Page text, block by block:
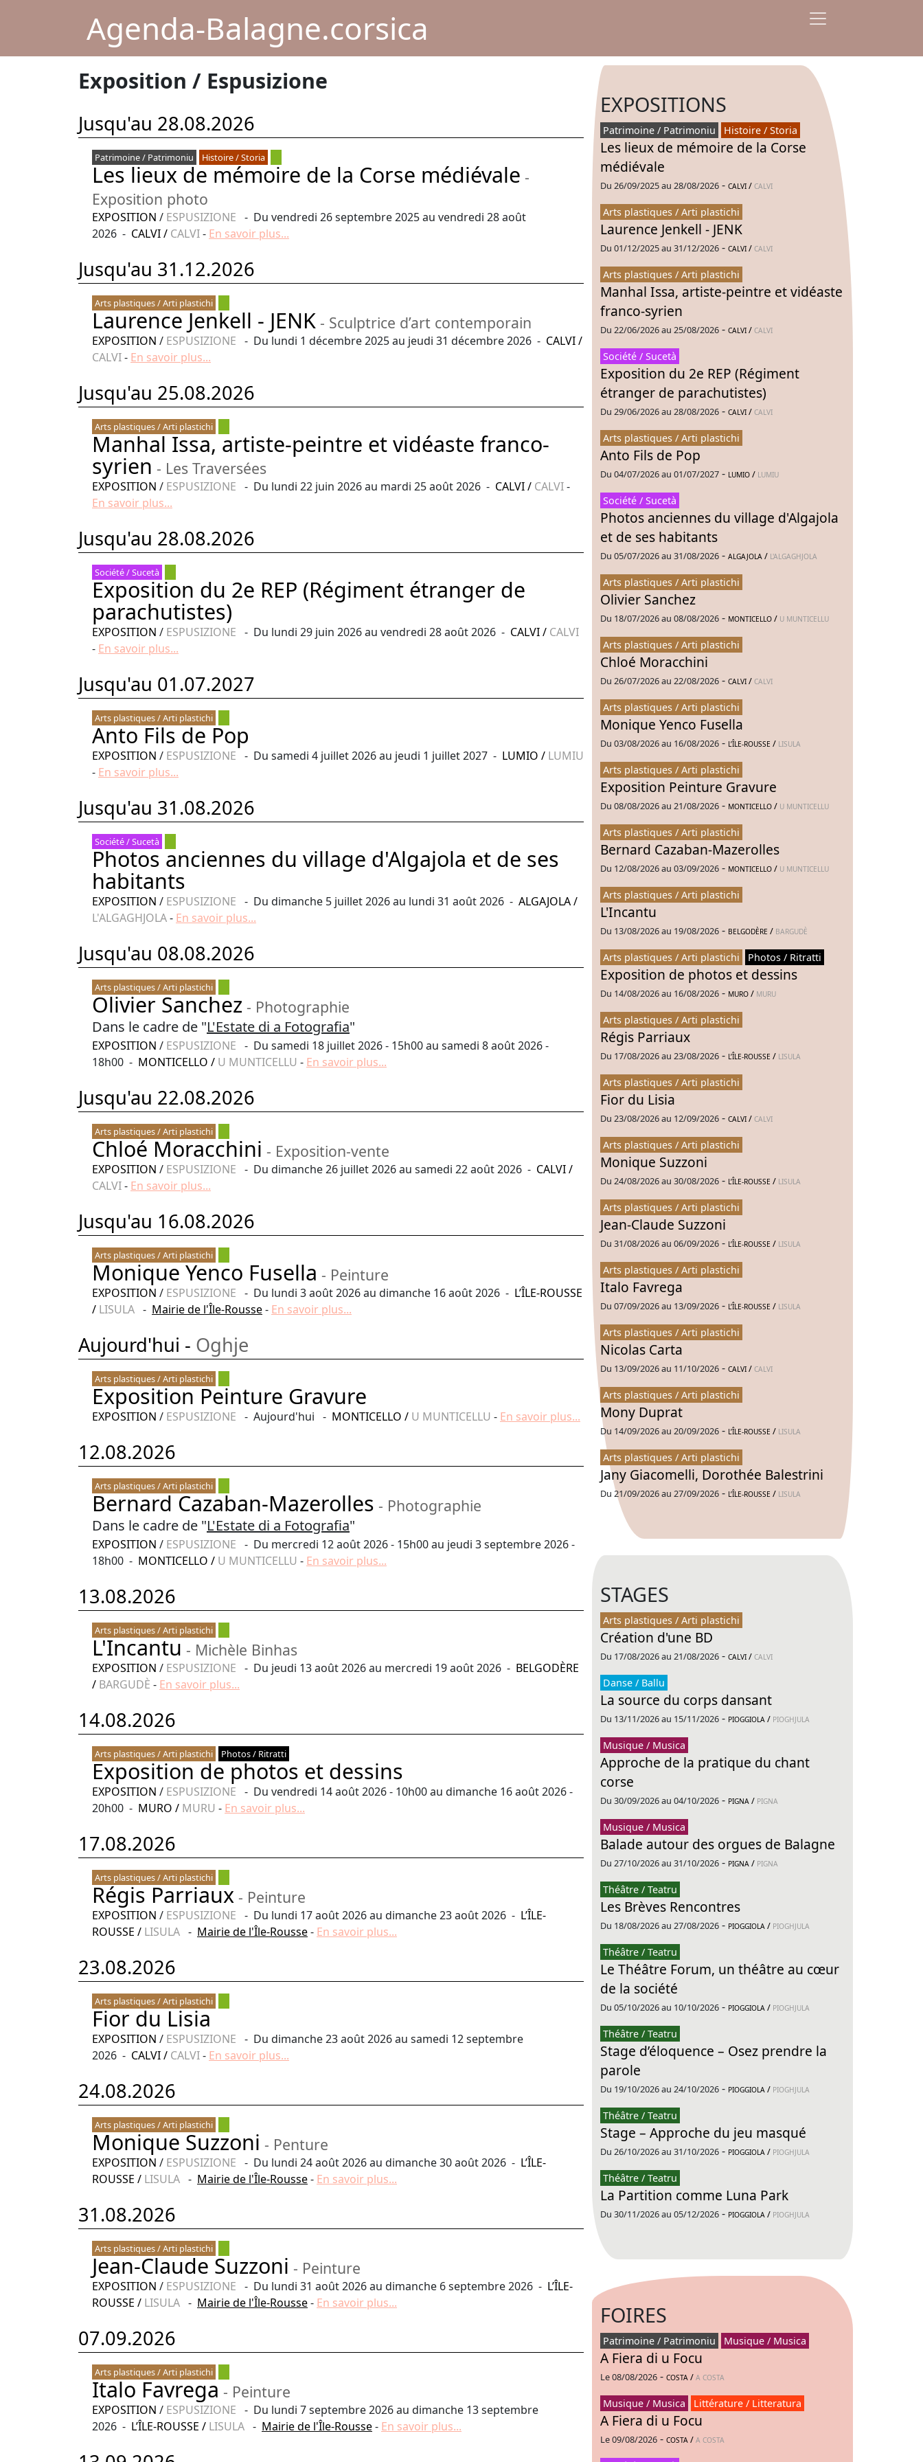
Agenda-Balagne.corsica
Exposition / Espusizione
Jusqu'au 28.08.2026
Patrimoine / Patrimoniu Histoire / Storia
Les lieux de mémoire de la Corse médiévale -
Exposition photo
EXPOSITION / ESPUSIZIONE - Du vendredi 26 septembre 2025 au vendredi 28 août
2026 - CALVI/ CALVI- En savoir plus...
Jusqu'au 31.12.2026
Arts plastiques / Arti plastichi
Laurence Jenkell - JENK - Sculptrice d’art contemporain
EXPOSITION / ESPUSIZIONE - Du lundi 1 décembre 2025 au jeudi 31 décembre 2026 - CALVI/
CALVI- En savoir plus...
Jusqu'au 25.08.2026
Arts plastiques / Arti plastichi
Manhal Issa, artiste-peintre et vidéaste franco-
syrien - Les Traversées
EXPOSITION / ESPUSIZIONE - Du lundi 22 juin 2026 au mardi 25 août 2026 - CALVI/ CALVI-
En savoir plus...
Jusqu'au 28.08.2026
Société / Sucetà
Exposition du 2e REP (Régiment étranger de
parachutistes)
EXPOSITION / ESPUSIZIONE - Du lundi 29 juin 2026 au vendredi 28 août 2026 - CALVI/ CALVI
- En savoir plus...
Jusqu'au 01.07.2027
Arts plastiques / Arti plastichi
Anto Fils de Pop
EXPOSITION / ESPUSIZIONE - Du samedi 4 juillet 2026 au jeudi 1 juillet 2027 - LUMIO / LUMIU
- En savoir plus...
Jusqu'au 31.08.2026
Société / Sucetà
Photos anciennes du village d'Algajola et de ses
habitants
EXPOSITION / ESPUSIZIONE - Du dimanche 5 juillet 2026 au lundi 31 août 2026 - ALGAJOLA/
L'ALGAGHJOLA- En savoir plus...
Jusqu'au 08.08.2026
Arts plastiques / Arti plastichi
Olivier Sanchez - Photographie
Dans le cadre de "L'Estate di a Fotografia"
EXPOSITION / ESPUSIZIONE - Du samedi 18 juillet 2026 - 15h00 au samedi 8 août 2026 -
18h00 - MONTICELLO / U MUNTICELLU - En savoir plus...
Jusqu'au 22.08.2026
Arts plastiques / Arti plastichi
Chloé Moracchini - Exposition-vente
EXPOSITION / ESPUSIZIONE - Du dimanche 26 juillet 2026 au samedi 22 août 2026 - CALVI/
CALVI- En savoir plus...
Jusqu'au 16.08.2026
Arts plastiques / Arti plastichi
Monique Yenco Fusella - Peinture
EXPOSITION / ESPUSIZIONE - Du lundi 3 août 2026 au dimanche 16 août 2026 - L’ÎLE-ROUSSE
/ LISULA - Mairie de l'Île-Rousse- En savoir plus...
Aujourd'hui - Oghje
Arts plastiques / Arti plastichi
Exposition Peinture Gravure
EXPOSITION / ESPUSIZIONE - Aujourd'hui - MONTICELLO / U MUNTICELLU - En savoir plus...
12.08.2026
Arts plastiques / Arti plastichi
Bernard Cazaban-Mazerolles - Photographie
Dans le cadre de "L'Estate di a Fotografia"
EXPOSITION / ESPUSIZIONE - Du mercredi 12 août 2026 - 15h00 au jeudi 3 septembre 2026 -
18h00 - MONTICELLO / U MUNTICELLU - En savoir plus...
13.08.2026
Arts plastiques / Arti plastichi
L'Incantu - Michèle Binhas
EXPOSITION / ESPUSIZIONE - Du jeudi 13 août 2026 au mercredi 19 août 2026 - BELGODÈRE
/ BARGUDÈ - En savoir plus...
14.08.2026
Arts plastiques / Arti plastichi Photos / Ritratti
Exposition de photos et dessins
EXPOSITION / ESPUSIZIONE - Du vendredi 14 août 2026 - 10h00 au dimanche 16 août 2026 -
20h00 - MURO / MURU - En savoir plus...
17.08.2026
Arts plastiques / Arti plastichi
Régis Parriaux - Peinture
EXPOSITION / ESPUSIZIONE - Du lundi 17 août 2026 au dimanche 23 août 2026 - L’ÎLE-
ROUSSE / LISULA - Mairie de l'Île-Rousse- En savoir plus...
23.08.2026
Arts plastiques / Arti plastichi
Fior du Lisia
EXPOSITION / ESPUSIZIONE - Du dimanche 23 août 2026 au samedi 12 septembre
2026 - CALVI/ CALVI- En savoir plus...
24.08.2026
Arts plastiques / Arti plastichi
Monique Suzzoni - Penture
EXPOSITION / ESPUSIZIONE - Du lundi 24 août 2026 au dimanche 30 août 2026 - L’ÎLE-
ROUSSE / LISULA - Mairie de l'Île-Rousse- En savoir plus...
31.08.2026
Arts plastiques / Arti plastichi
Jean-Claude Suzzoni - Peinture
EXPOSITION / ESPUSIZIONE - Du lundi 31 août 2026 au dimanche 6 septembre 2026 - L’ÎLE-
ROUSSE / LISULA - Mairie de l'Île-Rousse- En savoir plus...
07.09.2026
Arts plastiques / Arti plastichi
Italo Favrega - Peinture
EXPOSITION / ESPUSIZIONE - Du lundi 7 septembre 2026 au dimanche 13 septembre
2026 - L’ÎLE-ROUSSE / LISULA - Mairie de l'Île-Rousse- En savoir plus...
EXPOSITIONS
Patrimoine / Patrimoniu Histoire / Storia
Les lieux de mémoire de la Corse
médiévale
Du 26/09/2025 au 28/08/2026 - CALVI / CALVI
Arts plastiques / Arti plastichi
Laurence Jenkell - JENK
Du 01/12/2025 au 31/12/2026 - CALVI / CALVI
Arts plastiques / Arti plastichi
Manhal Issa, artiste-peintre et vidéaste
franco-syrien
Du 22/06/2026 au 25/08/2026 - CALVI / CALVI
Société / Sucetà
Exposition du 2e REP (Régiment
étranger de parachutistes)
Du 29/06/2026 au 28/08/2026 - CALVI / CALVI
Arts plastiques / Arti plastichi
Anto Fils de Pop
Du 04/07/2026 au 01/07/2027 - LUMIO / LUMIU
Société / Sucetà
Photos anciennes du village d'Algajola
et de ses habitants
Du 05/07/2026 au 31/08/2026 - ALGAJOLA / L'ALGAGHJOLA
Arts plastiques / Arti plastichi
Olivier Sanchez
Du 18/07/2026 au 08/08/2026 - MONTICELLO / U MUNTICELLU
Arts plastiques / Arti plastichi
Chloé Moracchini
Du 26/07/2026 au 22/08/2026 - CALVI / CALVI
Arts plastiques / Arti plastichi
Monique Yenco Fusella
Du 03/08/2026 au 16/08/2026 - L’ÎLE-ROUSSE / LISULA
Arts plastiques / Arti plastichi
Exposition Peinture Gravure
Du 08/08/2026 au 21/08/2026 - MONTICELLO / U MUNTICELLU
Arts plastiques / Arti plastichi
Bernard Cazaban-Mazerolles
Du 12/08/2026 au 03/09/2026 - MONTICELLO / U MUNTICELLU
Arts plastiques / Arti plastichi
L'Incantu
Du 13/08/2026 au 19/08/2026 - BELGODÈRE / BARGUDÈ
Arts plastiques / Arti plastichi Photos / Ritratti
Exposition de photos et dessins
Du 14/08/2026 au 16/08/2026 - MURO / MURU
Arts plastiques / Arti plastichi
Régis Parriaux
Du 17/08/2026 au 23/08/2026 - L’ÎLE-ROUSSE / LISULA
Arts plastiques / Arti plastichi
Fior du Lisia
Du 23/08/2026 au 12/09/2026 - CALVI / CALVI
Arts plastiques / Arti plastichi
Monique Suzzoni
Du 24/08/2026 au 30/08/2026 - L’ÎLE-ROUSSE / LISULA
Arts plastiques / Arti plastichi
Jean-Claude Suzzoni
Du 31/08/2026 au 06/09/2026 - L’ÎLE-ROUSSE / LISULA
Arts plastiques / Arti plastichi
Italo Favrega
Du 07/09/2026 au 13/09/2026 - L’ÎLE-ROUSSE / LISULA
Arts plastiques / Arti plastichi
Nicolas Carta
Du 13/09/2026 au 11/10/2026 - CALVI / CALVI
Arts plastiques / Arti plastichi
Mony Duprat
Du 14/09/2026 au 20/09/2026 - L’ÎLE-ROUSSE / LISULA
Arts plastiques / Arti plastichi
Jany Giacomelli, Dorothée Balestrini
Du 21/09/2026 au 27/09/2026 - L’ÎLE-ROUSSE / LISULA
STAGES
Arts plastiques / Arti plastichi
Création d'une BD
Du 17/08/2026 au 21/08/2026 - CALVI / CALVI
Danse / Ballu
La source du corps dansant
Du 13/11/2026 au 15/11/2026 - PIOGGIOLA / PIOGHJULA
Musique / Musica
Approche de la pratique du chant
corse
Du 30/09/2026 au 04/10/2026 - PIGNA / PIGNA
Musique / Musica
Balade autour des orgues de Balagne
Du 27/10/2026 au 31/10/2026 - PIGNA / PIGNA
Théâtre / Teatru
Les Brèves Rencontres
Du 18/08/2026 au 27/08/2026 - PIOGGIOLA / PIOGHJULA
Théâtre / Teatru
Le Théâtre Forum, un théâtre au cœur
de la société
Du 05/10/2026 au 10/10/2026 - PIOGGIOLA / PIOGHJULA
Théâtre / Teatru
Stage d’éloquence – Osez prendre la
parole
Du 19/10/2026 au 24/10/2026 - PIOGGIOLA / PIOGHJULA
Théâtre / Teatru
Stage – Approche du jeu masqué
Du 26/10/2026 au 31/10/2026 - PIOGGIOLA / PIOGHJULA
Théâtre / Teatru
La Partition comme Luna Park
Du 30/11/2026 au 05/12/2026 - PIOGGIOLA / PIOGHJULA
FOIRES
Patrimoine / Patrimoniu Musique / Musica
A Fiera di u Focu
Le 08/08/2026 - COSTA / A COSTA
Musique / Musica Littérature / Litteratura
A Fiera di u Focu
Le 09/08/2026 - COSTA / A COSTA